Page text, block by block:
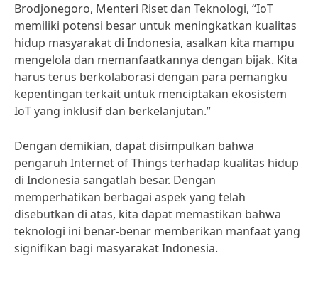
Brodjonegoro, Menteri Riset dan Teknologi, “IoT
memiliki potensi besar untuk meningkatkan kualitas
hidup masyarakat di Indonesia, asalkan kita mampu
mengelola dan memanfaatkannya dengan bijak. Kita
harus terus berkolaborasi dengan para pemangku
kepentingan terkait untuk menciptakan ekosistem
IoT yang inklusif dan berkelanjutan.”
Dengan demikian, dapat disimpulkan bahwa
pengaruh Internet of Things terhadap kualitas hidup
di Indonesia sangatlah besar. Dengan
memperhatikan berbagai aspek yang telah
disebutkan di atas, kita dapat memastikan bahwa
teknologi ini benar-benar memberikan manfaat yang
signifikan bagi masyarakat Indonesia.